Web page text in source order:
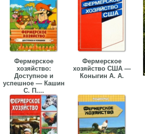
Фермерское
хозяйство:
Доступное и
успешное — Кашин
С. П....
Фермерское
хозяйство США —
Коныгин А. А.